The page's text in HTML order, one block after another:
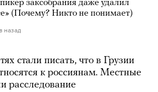
заксобрания даже удалил
(Почему? Никто не понимает)
назад
стали писать, что в Грузии
к россиянам. Местные
расследование